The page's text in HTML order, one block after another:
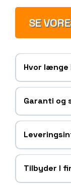
SE
Hvor
Garanti og
Tilbyder I